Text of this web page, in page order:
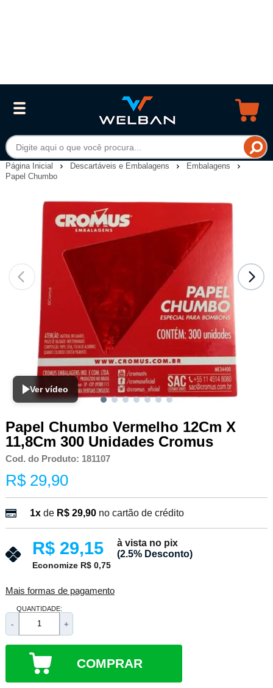
Página Inicial Descartáveis e Embalagens
Embalagens
Papel Chumbo
Ver vídeo
Papel Chumbo Vermelho 12Cm X
11,8Cm 300 Unidades Cromus
Cod. do Produto: 181107
R$ 29,90
1xde R$ 29,90 no cartão de crédito
R$ 29,15
à vista no pix
(2.5% Desconto)
Economize R$ 0,75
Mais formas de pagamento
QUANTIDADE:
- +
COMPRAR